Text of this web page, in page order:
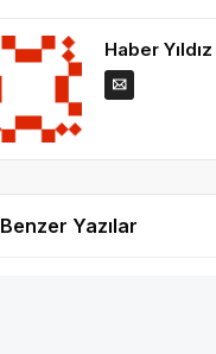
Haber Yıldız
Benzer Yazılar